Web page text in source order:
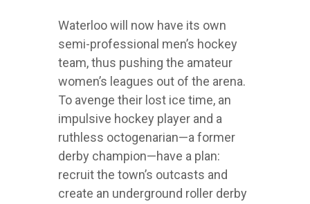
Waterloo will now have its own
semi-professional men’s hockey
team, thus pushing the amateur
women’s leagues out of the arena.
To avenge their lost ice time, an
impulsive hockey player and a
ruthless octogenarian—a former
derby champion—have a plan:
recruit the town’s outcasts and
create an underground roller derby